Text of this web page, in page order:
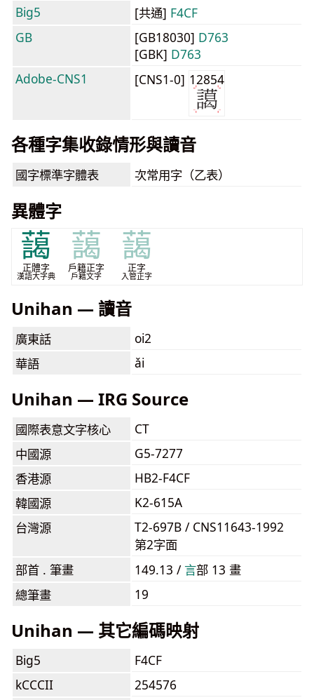
Big5 [共通] F4CF
GB
[GB18030] D763
[GBK] D763
Adobe-CNS1
[CNS1-0] 12854
各種字集收錄情形與讀音
國字標準字體表 次常用字（乙表）
異體字
藹
正體字
漢語大字典
藹
戶籍正字
戶籍文字
藹
正字
入管正字
Unihan — 讀音
廣東話
oi2
華語
ǎi
Unihan — IRG Source
國際表意文字核心
CT
中國源
G5-7277
香港源
HB2-F4CF
韓國源
K2-615A
台灣源
T2-697B / CNS11643-1992
第2字面
部首 . 筆畫
149.13 / ⾔部 13 畫
總筆畫
19
Unihan — 其它編碼映射
Big5
F4CF
kCCCII
254576